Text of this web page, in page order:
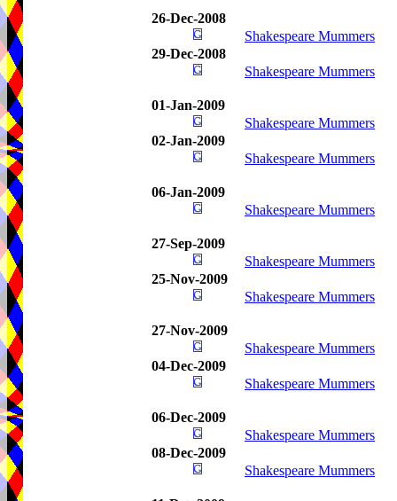
26-Dec-2008
Shakespeare Mummers
29-Dec-2008
Shakespeare Mummers
01-Jan-2009
Shakespeare Mummers
02-Jan-2009
Shakespeare Mummers
06-Jan-2009
Shakespeare Mummers
27-Sep-2009
Shakespeare Mummers
25-Nov-2009
Shakespeare Mummers
27-Nov-2009
Shakespeare Mummers
04-Dec-2009
Shakespeare Mummers
06-Dec-2009
Shakespeare Mummers
08-Dec-2009
Shakespeare Mummers